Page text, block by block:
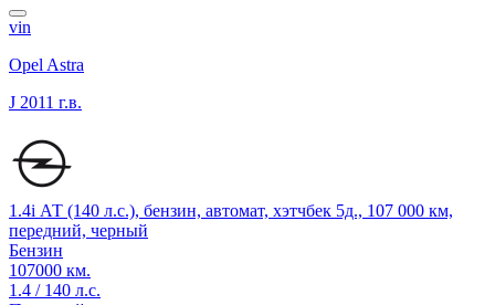
vin
Opel Astra
J 2011 г.в.
1.4i АТ (140 л.с.), бензин, автомат, хэтчбек 5д., 107 000 км,
передний, черный
Бензин
107000 км.
1.4 / 140 л.с.